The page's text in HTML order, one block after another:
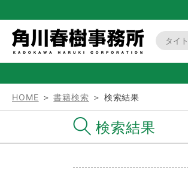
HOME ＞書籍検索 ＞ 検索結果
検索結果